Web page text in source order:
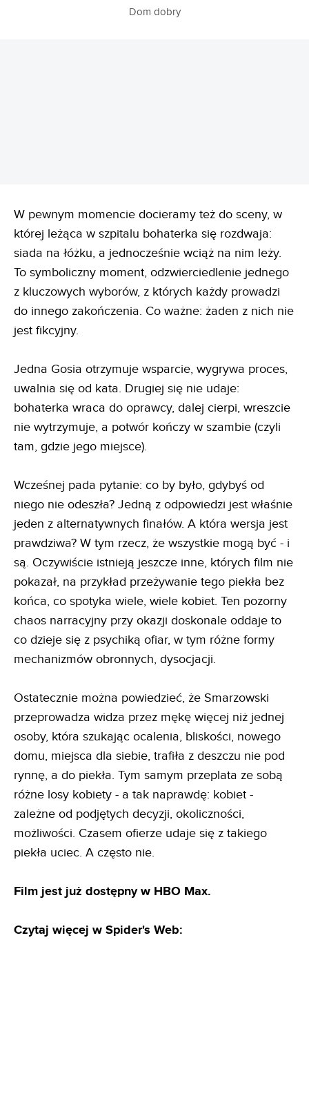
Dom dobry
W pewnym momencie docieramy też do sceny, w
której leżąca w szpitalu bohaterka się rozdwaja:
siada na łóżku, a jednocześnie wciąż na nim leży.
To symboliczny moment, odzwierciedlenie jednego
z kluczowych wyborów, z których każdy prowadzi
do innego zakończenia. Co ważne: żaden z nich nie
jest fikcyjny.
Jedna Gosia otrzymuje wsparcie, wygrywa proces,
uwalnia się od kata. Drugiej się nie udaje:
bohaterka wraca do oprawcy, dalej cierpi, wreszcie
nie wytrzymuje, a potwór kończy w szambie (czyli
tam, gdzie jego miejsce).
Wcześnej pada pytanie: co by było, gdybyś od
niego nie odeszła? Jedną z odpowiedzi jest właśnie
jeden z alternatywnych finałów. A która wersja jest
prawdziwa? W tym rzecz, że wszystkie mogą być - i
są. Oczywiście istnieją jeszcze inne, których film nie
pokazał, na przykład przeżywanie tego piekła bez
końca, co spotyka wiele, wiele kobiet. Ten pozorny
chaos narracyjny przy okazji doskonale oddaje to
co dzieje się z psychiką ofiar, w tym różne formy
mechanizmów obronnych, dysocjacji.
Ostatecznie można powiedzieć, że Smarzowski
przeprowadza widza przez mękę więcej niż jednej
osoby, która szukając ocalenia, bliskości, nowego
domu, miejsca dla siebie, trafiła z deszczu nie pod
rynnę, a do piekła. Tym samym przeplata ze sobą
różne losy kobiety - a tak naprawdę: kobiet -
zależne od podjętych decyzji, okoliczności,
możliwości. Czasem ofierze udaje się z takiego
piekła uciec. A często nie.
Film jest już dostępny w HBO Max.
Czytaj więcej w Spider's Web: